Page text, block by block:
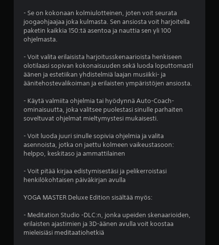
v
s
t
l
- Se on kokonaan kolmiulotteinen, joten voit seurata
joogaohjaajaa joka kulmasta. Sen ansiosta voit harjoitella
paketin kaikkia 150:tä asentoa ja nauttia sen yli 100
ohjelmasta.
- Voit valita erilaisista harjoitusskenaarioista henkiseen
olotilaasi sopivan kokonaisuuden sekä luoda loputtomasti
äänen ja estetiikan yhdistelmiä laajan musiikki- ja
äänitehostevalikoiman ja erilaisten ympäristöjen ansiosta.
- Käytä valmiita ohjelmia tai hyödynnä Auto-Coach-
ominaisuutta, joka valitsee puolestasi sinulle parhaiten
soveltuvat ohjelmat mieltymystesi mukaisesti.
- Voit luoda juuri sinulle sopivia ohjelmia ja valita
asennoista, jotka on jaettu kolmeen vaikeustasoon:
helppo, keskitaso ja ammattilainen
- Voit pitää kirjaa edistymisestäsi ja pelikerroistasi
henkilökohtaisen päiväkirjan avulla
YOGA MASTER Deluxe Edition sisältää myös:
- Meditation Studio -DLC:n, jonka upeiden skenaarioiden,
erilaisten ajastimien ja 3D-äänen avulla voit koostaa
mieleisiäsi meditaatiohetkiä